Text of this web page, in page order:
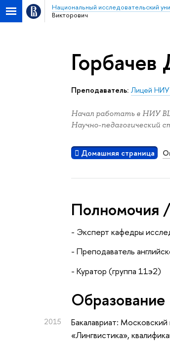
Национальный исследовательский
Викторович
Преподаватель: Лицей
Начал работать в НИУ
Научно-педагогический
Домашняя страница
Полномочия
- Эксперт кафедры
- Преподаватель
- Куратор (группа 11э2)
Oбразование
2015
Бакалавриат:
«Лингвистика»,